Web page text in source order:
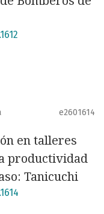
e2601614
en talleres
productividad
Tanicuchi